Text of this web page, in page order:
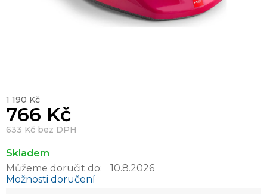
1 190 Kč
766 Kč
633 Kč bez DPH
Skladem
Můžeme doručit do:
10.8.2026
Možnosti doručení